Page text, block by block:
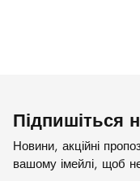
Підпишіться
Новини, акційні
вашому імейлі, щоб